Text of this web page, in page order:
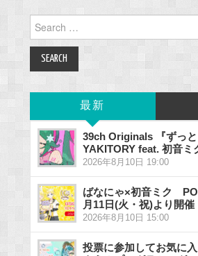
Search
for:
最新
39ch Originals 『ずっ
YAKITORY feat. 初音ミ
2026年8月10日 19:00
ばなにゃ×初音ミク
月11日(火・祝)より開催
2026年8月10日 15:00
投票に参加してお気に